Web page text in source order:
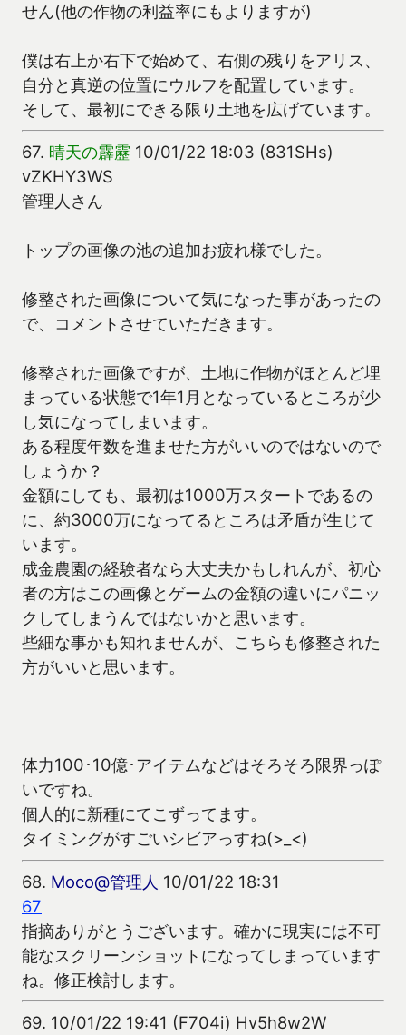
せん(他の作物の利益率にもよりますが)
僕は右上か右下で始めて、右側の残りをアリス、
自分と真逆の位置にウルフを配置しています。
そして、最初にできる限り土地を広げています。
67. 晴天の霹靂 10/01/22 18:03 (831SHs)
vZKHY3WS
管理人さん
トップの画像の池の追加お疲れ様でした。
修整された画像について気になった事があったの
で、コメントさせていただきます。
修整された画像ですが、土地に作物がほとんど埋
まっている状態で1年1月となっているところが少
し気になってしまいます。
ある程度年数を進ませた方がいいのではないので
しょうか？
金額にしても、最初は1000万スタートであるの
に、約3000万になってるところは矛盾が生じて
います。
成金農園の経験者なら大丈夫かもしれんが、初心
者の方はこの画像とゲームの金額の違いにパニッ
クしてしまうんではないかと思います。
些細な事かも知れませんが、こちらも修整された
方がいいと思います。
体力100･10億･アイテムなどはそろそろ限界っぽ
いですね。
個人的に新種にてこずってます。
タイミングがすごいシビアっすね(>_<)
68. Moco@管理人 10/01/22 18:31
67
指摘ありがとうございます。確かに現実には不可
能なスクリーンショットになってしまっています
ね。修正検討します。
69. 10/01/22 19:41 (F704i) Hv5h8w2W